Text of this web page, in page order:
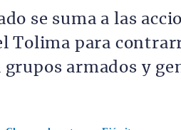
se suma a las
Tolima para
armados y